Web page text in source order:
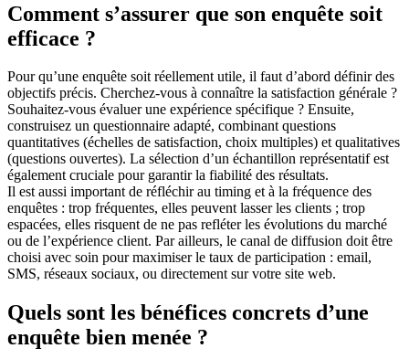
Comment s’assurer que son enquête soit
efficace ?
Pour qu’une enquête soit réellement utile, il faut d’abord définir des
objectifs précis. Cherchez-vous à connaître la satisfaction générale ?
Souhaitez-vous évaluer une expérience spécifique ? Ensuite,
construisez un questionnaire adapté, combinant questions
quantitatives (échelles de satisfaction, choix multiples) et qualitatives
(questions ouvertes). La sélection d’un échantillon représentatif est
également cruciale pour garantir la fiabilité des résultats.
Il est aussi important de réfléchir au timing et à la fréquence des
enquêtes : trop fréquentes, elles peuvent lasser les clients ; trop
espacées, elles risquent de ne pas refléter les évolutions du marché
ou de l’expérience client. Par ailleurs, le canal de diffusion doit être
choisi avec soin pour maximiser le taux de participation : email,
SMS, réseaux sociaux, ou directement sur votre site web.
Quels sont les bénéfices concrets d’une
enquête bien menée ?